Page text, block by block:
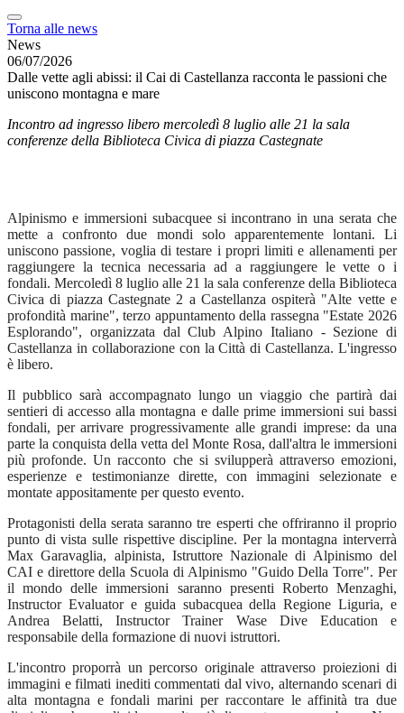
Torna alle news
News
06/07/2026
Dalle vette agli abissi: il Cai di Castellanza racconta le passioni che
uniscono montagna e mare
Incontro ad ingresso libero mercoledì 8 luglio alle 21 la sala
conferenze della Biblioteca Civica di piazza Castegnate
Alpinismo e immersioni subacquee si incontrano in una serata che
mette a confronto due mondi solo apparentemente lontani. Li
uniscono passione, voglia di testare i propri limiti e allenamenti per
raggiungere la tecnica necessaria ad a raggiungere le vette o i
fondali. Mercoledì 8 luglio alle 21 la sala conferenze della Biblioteca
Civica di piazza Castegnate 2 a Castellanza ospiterà "Alte vette e
profondità marine", terzo appuntamento della rassegna "Estate 2026
Esplorando", organizzata dal Club Alpino Italiano - Sezione di
Castellanza in collaborazione con la Città di Castellanza. L'ingresso
è libero.
Il pubblico sarà accompagnato lungo un viaggio che partirà dai
sentieri di accesso alla montagna e dalle prime immersioni sui bassi
fondali, per arrivare progressivamente alle grandi imprese: da una
parte la conquista della vetta del Monte Rosa, dall'altra le immersioni
più profonde. Un racconto che si svilupperà attraverso emozioni,
esperienze e testimonianze dirette, con immagini selezionate e
montate appositamente per questo evento.
Protagonisti della serata saranno tre esperti che offriranno il proprio
punto di vista sulle rispettive discipline. Per la montagna interverrà
Max Garavaglia, alpinista, Istruttore Nazionale di Alpinismo del
CAI e direttore della Scuola di Alpinismo "Guido Della Torre". Per
il mondo delle immersioni saranno presenti Roberto Menzaghi,
Instructor Evaluator e guida subacquea della Regione Liguria, e
Andrea Belatti, Instructor Trainer Wase Dive Education e
responsabile della formazione di nuovi istruttori.
L'incontro proporrà un percorso originale attraverso proiezioni di
immagini e filmati inediti commentati dal vivo, alternando scenari di
alta montagna e fondali marini per raccontare le affinità tra due